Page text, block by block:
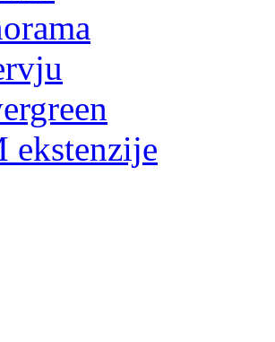
ekstenzije